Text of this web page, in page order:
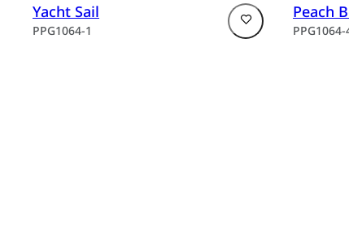
Yacht Sail
PPG1064-1
Peach
PPG1064-